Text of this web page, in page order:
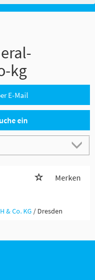
kg
E-Mail
ein
Merken
& Co. KG / Dresden